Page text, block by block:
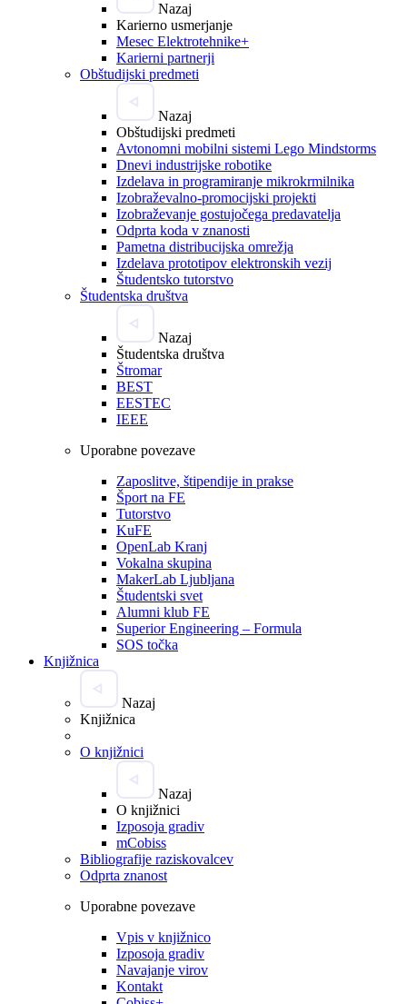
Nazaj
Karierno usmerjanje
Mesec Elektrotehnike+
Karierni partnerji
Obštudijski predmeti
Nazaj
Obštudijski predmeti
Avtonomni mobilni sistemi Lego Mindstorms
Dnevi industrijske robotike
Izdelava in programiranje mikrokrmilnika
Izobraževalno-promocijski projekti
Izobraževanje gostujočega predavatelja
Odprta koda v znanosti
Pametna distribucijska omrežja
Izdelava prototipov elektronskih vezij
Študentsko tutorstvo
Študentska društva
Nazaj
Študentska društva
Štromar
BEST
EESTEC
IEEE
Uporabne povezave
Zaposlitve, štipendije in prakse
Šport na FE
Tutorstvo
KuFE
OpenLab Kranj
Vokalna skupina
MakerLab Ljubljana
Študentski svet
Alumni klub FE
Superior Engineering – Formula
SOS točka
Knjižnica
Nazaj
Knjižnica
O knjižnici
Nazaj
O knjižnici
Izposoja gradiv
mCobiss
Bibliografije raziskovalcev
Odprta znanost
Uporabne povezave
Vpis v knjižnico
Izposoja gradiv
Navajanje virov
Kontakt